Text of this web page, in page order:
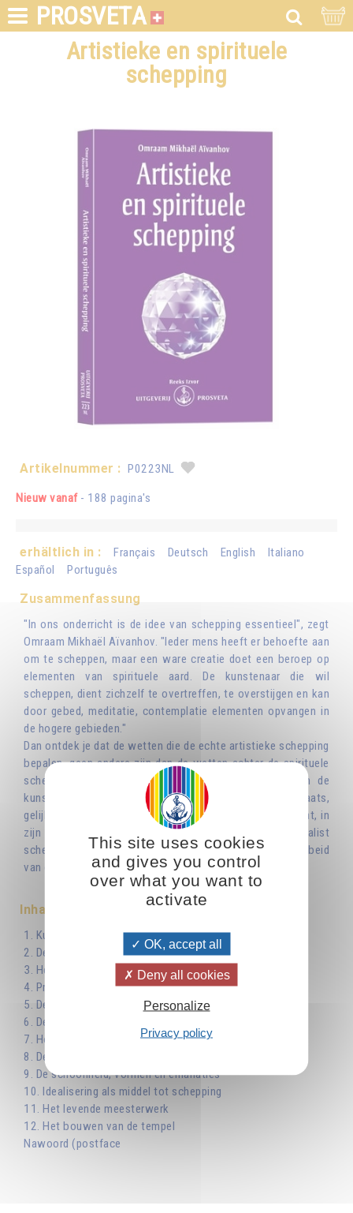
PROSVETA
Artistieke en spirituele
schepping
Artikelnummer : P0223NL
Nieuw vanaf - 188 pagina's
erhältlich in : Français Deutsch English
Italiano
Español
Português
Zusammenfassung
"In ons onderricht is de idee van schepping essentieel", zegt
Omraam Mikhaël Aïvanhov. "Ieder mens heeft er behoefte aan
om te scheppen, maar een ware creatie doet een beroep op
elementen van spirituele aard. De kunstenaar die wil
scheppen, dient zichzelf te overtreffen, te overstijgen en kan
door gebed, meditatie, contemplatie elementen opvangen in
de hogere gebieden."
Dan ontdek je dat de wetten die de echte artistieke schepping
bepalen, geen andere zijn dan de wetten achter de spirituele
schepping. Bij het opbouwen van zijn oeuvre vindt in de
kunstenaar een proces van innerlijke vernieuwing plaats,
gelijk aan dat van de spiritualist. Omgekeerd geldt ook dat, in
zijn inspanning op weg naar volmaaktheid, de spiritualist
scheppend aan zichzelf werkt, vergelijkbaar met de arbeid
van de kunstenaar.
Inhaltsverzeichnis
1. Kunst, wetenschap en religie
2. De goddelijke bronnen van de inspiratie
3. Het werk van de verbeelding
4. Proza en poëzie
5. De stem
6. De koorzang
7. Hoe muziek beluisteren
8. De magie van het gebaar
9. De schoonheid, vormen en emanaties
10. Idealisering als middel tot schepping
11. Het levende meesterwerk
12. Het bouwen van de tempel
Nawoord (postface
This site uses cookies
and gives you control
over what you want to
activate
OK, accept all
Deny all cookies
Personalize
Privacy policy